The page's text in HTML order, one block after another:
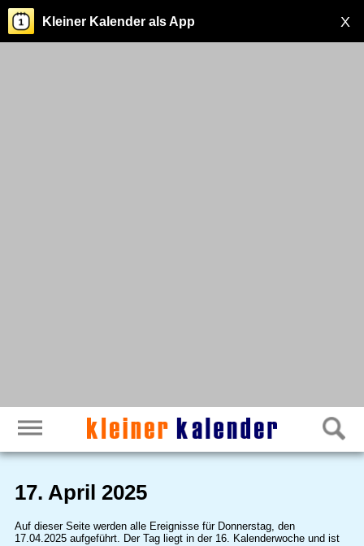
X
Kleiner Kalender als App
17. April 2025
Auf dieser Seite werden alle Ereignisse für Donnerstag, den
17.04.2025 aufgeführt. Der Tag liegt in der 16. Kalenderwoche und ist